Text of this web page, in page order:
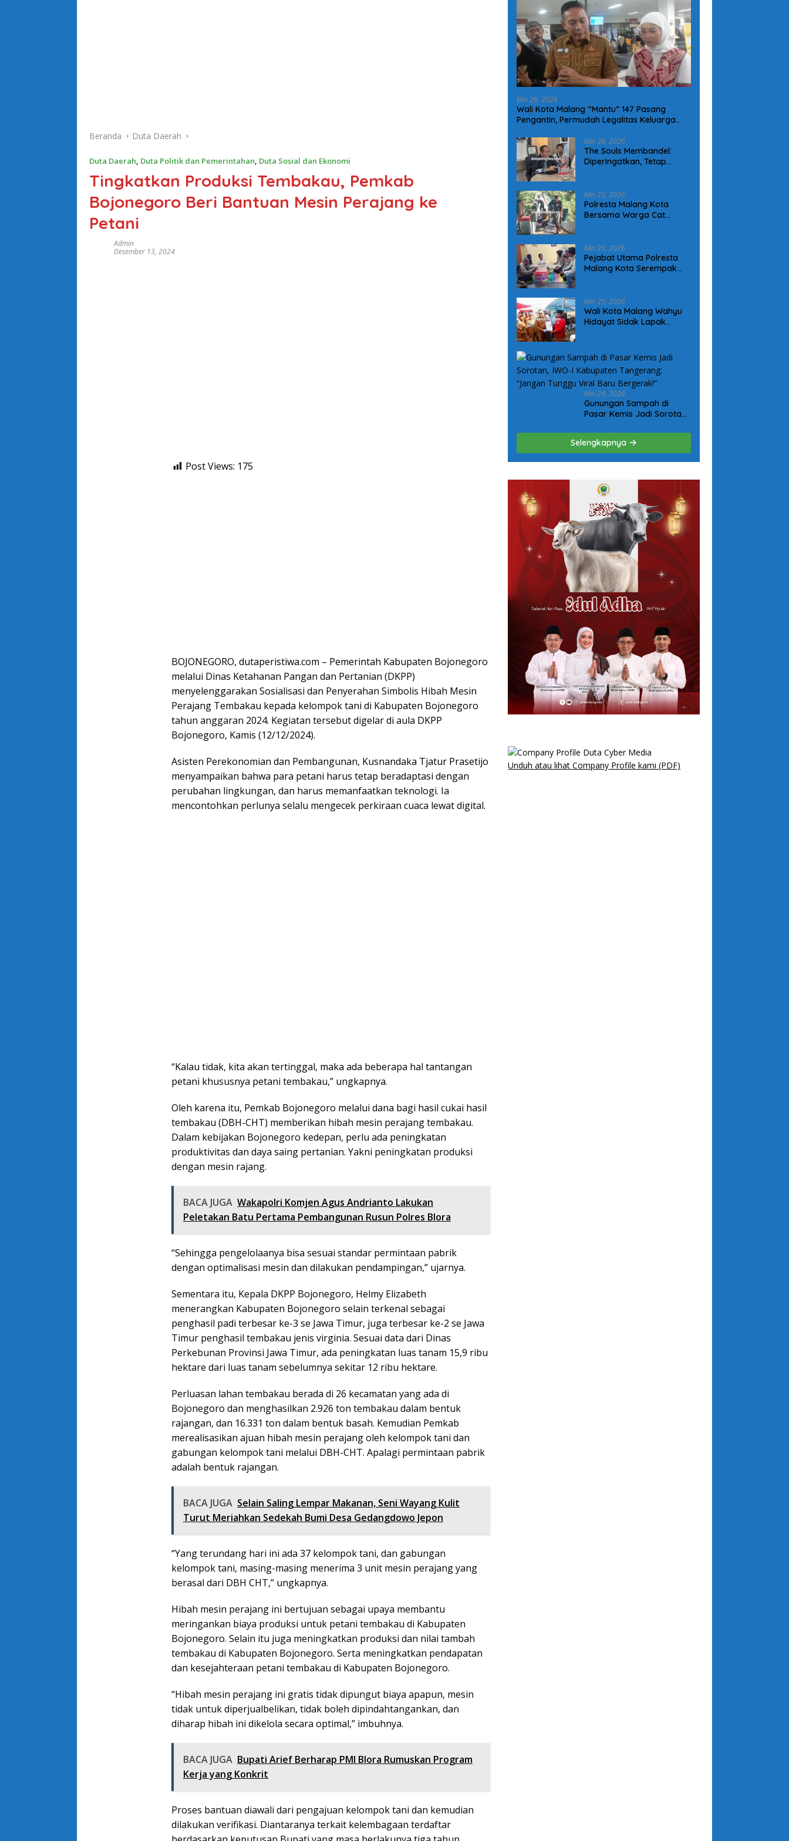
Beranda Duta Daerah
Duta Daerah, Duta Politik dan Pemerintahan, Duta Sosial dan Ekonomi
Tingkatkan Produksi Tembakau, Pemkab
Bojonegoro Beri Bantuan Mesin Perajang ke
Petani
Admin
Desember 13, 2024
Post Views: 175
BOJONEGORO, dutaperistiwa.com – Pemerintah Kabupaten Bojonegoro
melalui Dinas Ketahanan Pangan dan Pertanian (DKPP)
menyelenggarakan Sosialisasi dan Penyerahan Simbolis Hibah Mesin
Perajang Tembakau kepada kelompok tani di Kabupaten Bojonegoro
tahun anggaran 2024. Kegiatan tersebut digelar di aula DKPP
Bojonegoro, Kamis (12/12/2024).
Asisten Perekonomian dan Pembangunan, Kusnandaka Tjatur Prasetijo
menyampaikan bahwa para petani harus tetap beradaptasi dengan
perubahan lingkungan, dan harus memanfaatkan teknologi. Ia
mencontohkan perlunya selalu mengecek perkiraan cuaca lewat digital.
“Kalau tidak, kita akan tertinggal, maka ada beberapa hal tantangan
petani khususnya petani tembakau,” ungkapnya.
Oleh karena itu, Pemkab Bojonegoro melalui dana bagi hasil cukai hasil
tembakau (DBH-CHT) memberikan hibah mesin perajang tembakau.
Dalam kebijakan Bojonegoro kedepan, perlu ada peningkatan
produktivitas dan daya saing pertanian. Yakni peningkatan produksi
dengan mesin rajang.
BACA JUGA Wakapolri Komjen Agus Andrianto Lakukan
Peletakan Batu Pertama Pembangunan Rusun Polres Blora
“Sehingga pengelolaanya bisa sesuai standar permintaan pabrik
dengan optimalisasi mesin dan dilakukan pendampingan,” ujarnya.
Sementara itu, Kepala DKPP Bojonegoro, Helmy Elizabeth
menerangkan Kabupaten Bojonegoro selain terkenal sebagai
penghasil padi terbesar ke-3 se Jawa Timur, juga terbesar ke-2 se Jawa
Timur penghasil tembakau jenis virginia. Sesuai data dari Dinas
Perkebunan Provinsi Jawa Timur, ada peningkatan luas tanam 15,9 ribu
hektare dari luas tanam sebelumnya sekitar 12 ribu hektare.
Perluasan lahan tembakau berada di 26 kecamatan yang ada di
Bojonegoro dan menghasilkan 2.926 ton tembakau dalam bentuk
rajangan, dan 16.331 ton dalam bentuk basah. Kemudian Pemkab
merealisasikan ajuan hibah mesin perajang oleh kelompok tani dan
gabungan kelompok tani melalui DBH-CHT. Apalagi permintaan pabrik
adalah bentuk rajangan.
BACA JUGA Selain Saling Lempar Makanan, Seni Wayang Kulit
Turut Meriahkan Sedekah Bumi Desa Gedangdowo Jepon
“Yang terundang hari ini ada 37 kelompok tani, dan gabungan
kelompok tani, masing-masing menerima 3 unit mesin perajang yang
berasal dari DBH CHT,” ungkapnya.
Hibah mesin perajang ini bertujuan sebagai upaya membantu
meringankan biaya produksi untuk petani tembakau di Kabupaten
Bojonegoro. Selain itu juga meningkatkan produksi dan nilai tambah
tembakau di Kabupaten Bojonegoro. Serta meningkatkan pendapatan
dan kesejahteraan petani tembakau di Kabupaten Bojonegoro.
“Hibah mesin perajang ini gratis tidak dipungut biaya apapun, mesin
tidak untuk diperjualbelikan, tidak boleh dipindahtangankan, dan
diharap hibah ini dikelola secara optimal,” imbuhnya.
BACA JUGA Bupati Arief Berharap PMI Blora Rumuskan Program
Kerja yang Konkrit
Proses bantuan diawali dari pengajuan kelompok tani dan kemudian
dilakukan verifikasi. Diantaranya terkait kelembagaan terdaftar
Mei 26, 2026
Wali Kota Malang “Mantu” 147 Pasang
Pengantin, Permudah Legalitas Keluarga
Mei 26, 2026
The Souls Membandel:
Diperingatkan, Tetap
Mei 25, 2026
Polresta Malang Kota
Bersama Warga Cat
Kamtibmas
Mei 25, 2026
Pejabat Utama Polresta
Malang Kota Serempak
Kepada Keluarga Korban
Kanjuruhan
Mei 25, 2026
Wali Kota Malang Wahyu
Hidayat Sidak Lapak
Konsumsi
Mei 24, 2026
Gunungan Sampah di
Pasar Kemis Jadi Sorotan,
Tangerang: “Jangan
Tunggu Viral Baru
Bergerak!”
Selengkapnya
Unduh atau lihat Company Profile kami (PDF)